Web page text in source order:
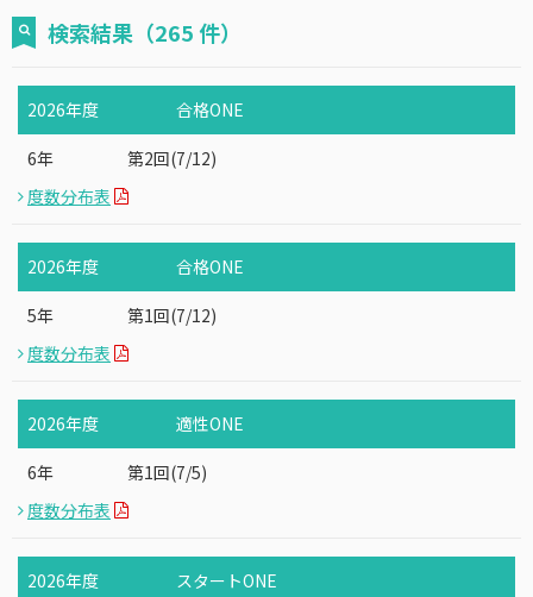
検索結果（265 件）
2026年度 合格ONE
6年
第2回(7/12)
度数分布表
2026年度 合格ONE
5年
第1回(7/12)
度数分布表
2026年度 適性ONE
6年
第1回(7/5)
度数分布表
2026年度 スタートONE